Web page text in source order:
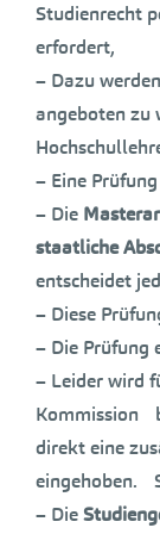
Studienrecht
erfordert,
– Dazu
angeboten zu
– Eine
– Die
staatliche
entscheidet
– Diese
– Die Prüfung
– Leider wird
Kommission
direkt eine
eingehoben.
– Die